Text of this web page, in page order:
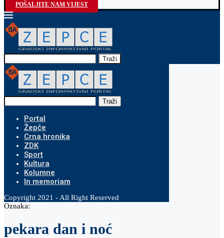
POŠALJITE NAM VIJEST
Traži
Traži
Portal
Žepče
Crna hronika
ZDK
Sport
Kultura
Kolumne
In memoriam
Copyright 2021 - All Right Reserved
Oznaka:
pekara dan i noć